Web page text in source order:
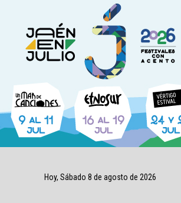
Hoy, Sábado 8 de agosto de 2026